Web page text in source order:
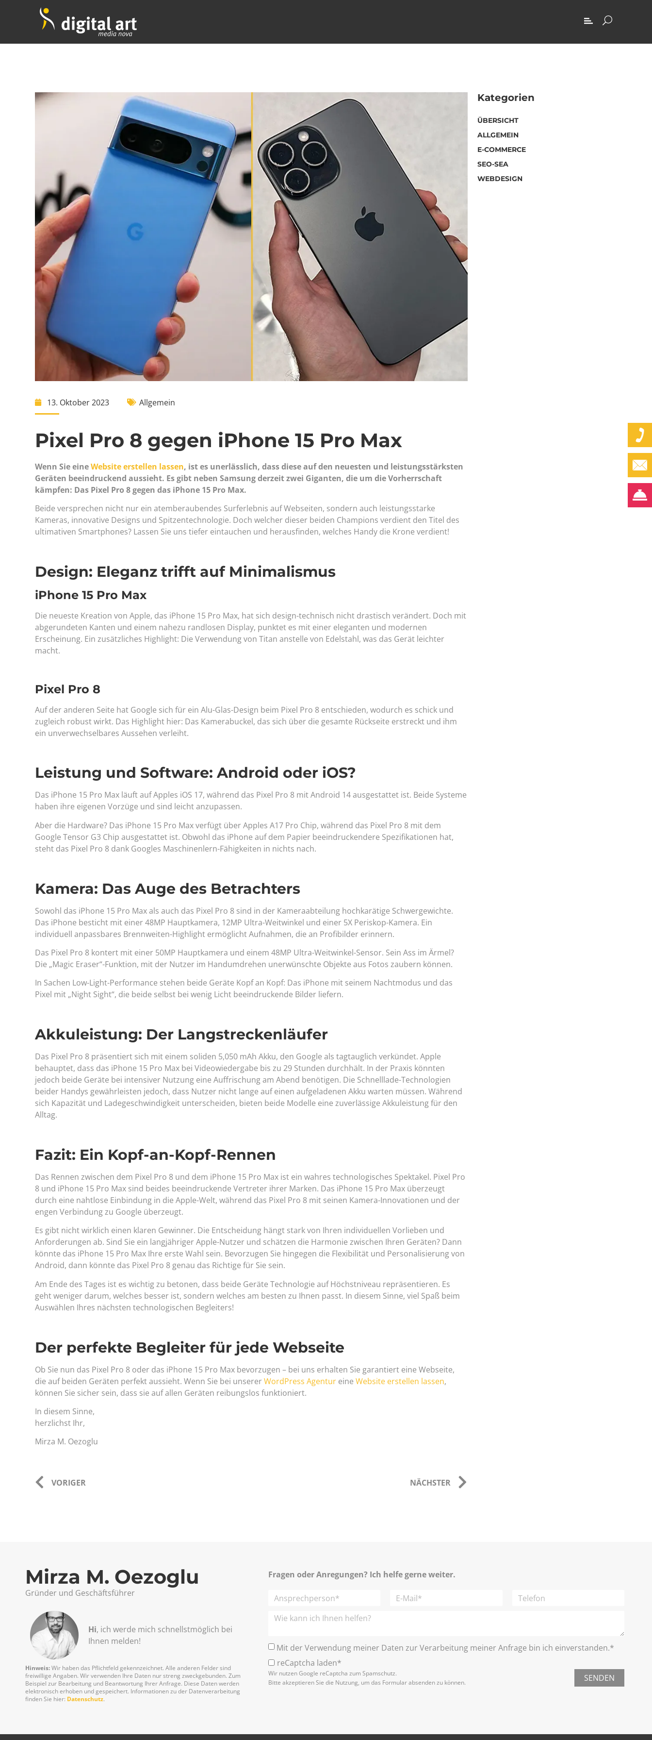
13. Oktober 2023 Allgemein
Pixel Pro 8 gegen iPhone 15 Pro Max
Wenn Sie eineWebsite erstellen lassen, ist es unerlässlich, dass diese auf den neuesten und leistungsstärksten
Geräten beeindruckend aussieht. Es gibt neben Samsung derzeit zwei Giganten, die um die Vorherrschaft
kämpfen: Das Pixel Pro 8 gegen das iPhone 15 Pro Max.
Beide versprechen nicht nur ein atemberaubendes Surferlebnis auf Webseiten, sondern auch leistungsstarke
Kameras, innovative Designs und Spitzentechnologie. Doch welcher dieser beiden Champions verdient den Titel des
ultimativen Smartphones? Lassen Sie uns tiefer eintauchen und herausfinden, welches Handy die Krone verdient!
Design: Eleganz trifft auf Minimalismus
iPhone 15 Pro Max
Die neueste Kreation von Apple, das iPhone 15 Pro Max, hat sich design-technisch nicht drastisch verändert. Doch mit
abgerundeten Kanten und einem nahezu randlosen Display, punktet es mit einer eleganten und modernen
Erscheinung. Ein zusätzliches Highlight: Die Verwendung von Titan anstelle von Edelstahl, was das Gerät leichter
macht.
Pixel Pro 8
Auf der anderen Seite hat Google sich für ein Alu-Glas-Design beim Pixel Pro 8 entschieden, wodurch es schick und
zugleich robust wirkt. Das Highlight hier: Das Kamerabuckel, das sich über die gesamte Rückseite erstreckt und ihm
ein unverwechselbares Aussehen verleiht.
Leistung und Software: Android oder iOS?
Das iPhone 15 Pro Max läuft auf Apples iOS 17, während das Pixel Pro 8 mit Android 14 ausgestattet ist. Beide Systeme
haben ihre eigenen Vorzüge und sind leicht anzupassen.
Aber die Hardware? Das iPhone 15 Pro Max verfügt über Apples A17 Pro Chip, während das Pixel Pro 8 mit dem
Google Tensor G3 Chip ausgestattet ist. Obwohl das iPhone auf dem Papier beeindruckendere Spezifikationen hat,
steht das Pixel Pro 8 dank Googles Maschinenlern-Fähigkeiten in nichts nach.
Kamera: Das Auge des Betrachters
Sowohl das iPhone 15 Pro Max als auch das Pixel Pro 8 sind in der Kameraabteilung hochkarätige Schwergewichte.
Das iPhone besticht mit einer 48MP Hauptkamera, 12MP Ultra-Weitwinkel und einer 5X Periskop-Kamera. Ein
individuell anpassbares Brennweiten-Highlight ermöglicht Aufnahmen, die an Profibilder erinnern.
Das Pixel Pro 8 kontert mit einer 50MP Hauptkamera und einem 48MP Ultra-Weitwinkel-Sensor. Sein Ass im Ärmel?
Die „Magic Eraser“-Funktion, mit der Nutzer im Handumdrehen unerwünschte Objekte aus Fotos zaubern können.
In Sachen Low-Light-Performance stehen beide Geräte Kopf an Kopf: Das iPhone mit seinem Nachtmodus und das
Pixel mit „Night Sight“, die beide selbst bei wenig Licht beeindruckende Bilder liefern.
Akkuleistung: Der Langstreckenläufer
Das Pixel Pro 8 präsentiert sich mit einem soliden 5,050 mAh Akku, den Google als tagtauglich verkündet. Apple
behauptet, dass das iPhone 15 Pro Max bei Videowiedergabe bis zu 29 Stunden durchhält. In der Praxis könnten
jedoch beide Geräte bei intensiver Nutzung eine Auffrischung am Abend benötigen. Die Schnelllade-Technologien
beider Handys gewährleisten jedoch, dass Nutzer nicht lange auf einen aufgeladenen Akku warten müssen. Während
sich Kapazität und Ladegeschwindigkeit unterscheiden, bieten beide Modelle eine zuverlässige Akkuleistung für den
Alltag.
Fazit: Ein Kopf-an-Kopf-Rennen
Das Rennen zwischen dem Pixel Pro 8 und dem iPhone 15 Pro Max ist ein wahres technologisches Spektakel. Pixel Pro
8 und iPhone 15 Pro Max sind beides beeindruckende Vertreter ihrer Marken. Das iPhone 15 Pro Max überzeugt
durch eine nahtlose Einbindung in die Apple-Welt, während das Pixel Pro 8 mit seinen Kamera-Innovationen und der
engen Verbindung zu Google überzeugt.
Es gibt nicht wirklich einen klaren Gewinner. Die Entscheidung hängt stark von Ihren individuellen Vorlieben und
Anforderungen ab. Sind Sie ein langjähriger Apple-Nutzer und schätzen die Harmonie zwischen Ihren Geräten? Dann
könnte das iPhone 15 Pro Max Ihre erste Wahl sein. Bevorzugen Sie hingegen die Flexibilität und Personalisierung von
Android, dann könnte das Pixel Pro 8 genau das Richtige für Sie sein.
Am Ende des Tages ist es wichtig zu betonen, dass beide Geräte Technologie auf Höchstniveau repräsentieren. Es
geht weniger darum, welches besser ist, sondern welches am besten zu Ihnen passt. In diesem Sinne, viel Spaß beim
Auswählen Ihres nächsten technologischen Begleiters!
Der perfekte Begleiter für jede Webseite
Ob Sie nun das Pixel Pro 8 oder das iPhone 15 Pro Max bevorzugen – bei uns erhalten Sie garantiert eine Webseite,
die auf beiden Geräten perfekt aussieht. Wenn Sie bei unsererWordPress Agentur eine Website erstellen lassen,
können Sie sicher sein, dass sie auf allen Geräten reibungslos funktioniert.
In diesem Sinne,
herzlichst Ihr,
Mirza M. Oezoglu
VORIGER NÄCHSTER
Kategorien
ÜBERSICHT
ALLGEMEIN
E-COMMERCE
SEO-SEA
WEBDESIGN
Mirza M. Oezoglu
Gründer und Geschäftsführer
Hi, ich werde mich schnellst­möglich bei
Ihnen melden!
Hinweis:Wir haben das Pflichtfeld gekennzeichnet. Alle anderen Felder sind
freiwillige Angaben. Wir verwenden Ihre Daten nur streng zweckgebunden. Zum
Beispiel zur Bearbeitung und Beantwortung Ihrer Anfrage. Diese Daten werden
elektronisch erhoben und gespeichert. Informationen zu der Datenverarbeitung
finden Sie hier: Datenschutz.
Fragen oder Anregungen? Ich helfe gerne weiter.
Mit der Verwendung meiner Daten zur Verarbeitung meiner Anfrage bin ich einverstanden.*
reCaptcha laden*
Wir nutzen Google reCaptcha zum Spamschutz.
Bitte akzeptieren Sie die Nutzung, um das Formular absenden zu können.
SENDEN